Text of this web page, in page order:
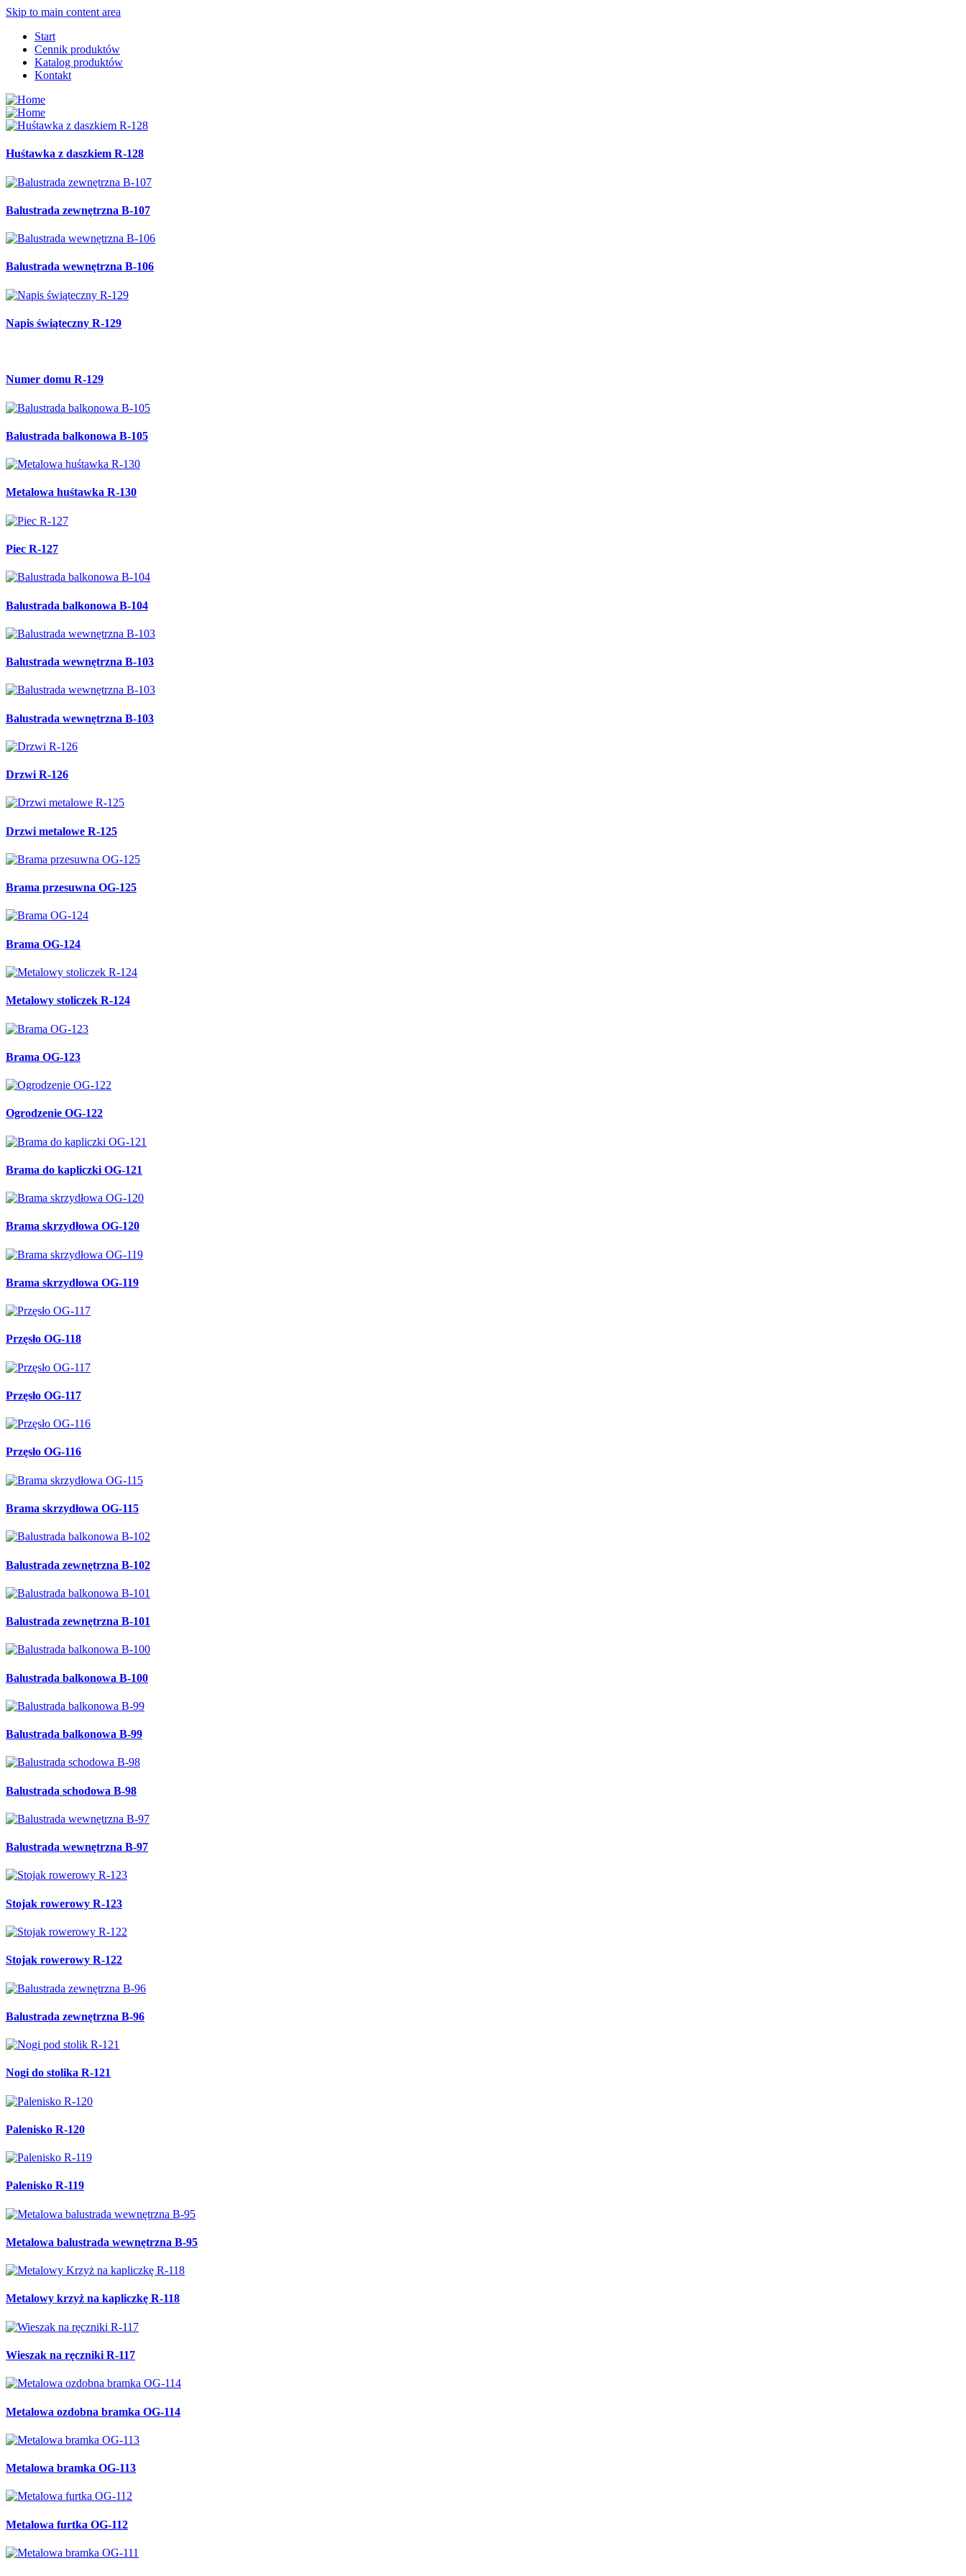
Skip to main content area
Start
Cennik produktów
Katalog produktów
Kontakt
Huśtawka z daszkiem R-128
Balustrada zewnętrzna B-107
Balustrada wewnętrzna B-106
Napis świąteczny R-129
Numer domu R-129
Balustrada balkonowa B-105
Metalowa huśtawka R-130
Piec R-127
Balustrada balkonowa B-104
Balustrada wewnętrzna B-103
Balustrada wewnętrzna B-103
Drzwi R-126
Drzwi metalowe R-125
Brama przesuwna OG-125
Brama OG-124
Metalowy stoliczek R-124
Brama OG-123
Ogrodzenie OG-122
Brama do kapliczki OG-121
Brama skrzydłowa OG-120
Brama skrzydłowa OG-119
Przęsło OG-118
Przęsło OG-117
Przęsło OG-116
Brama skrzydłowa OG-115
Balustrada zewnętrzna B-102
Balustrada zewnętrzna B-101
Balustrada balkonowa B-100
Balustrada balkonowa B-99
Balustrada schodowa B-98
Balustrada wewnętrzna B-97
Stojak rowerowy R-123
Stojak rowerowy R-122
Balustrada zewnętrzna B-96
Nogi do stolika R-121
Palenisko R-120
Palenisko R-119
Metalowa balustrada wewnętrzna B-95
Metalowy krzyż na kapliczkę R-118
Wieszak na ręczniki R-117
Metalowa ozdobna bramka OG-114
Metalowa bramka OG-113
Metalowa furtka OG-112